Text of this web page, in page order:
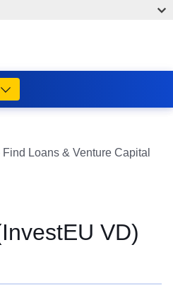
Україні
з
України,
порятунку
Loans & Venture Capital
VD)